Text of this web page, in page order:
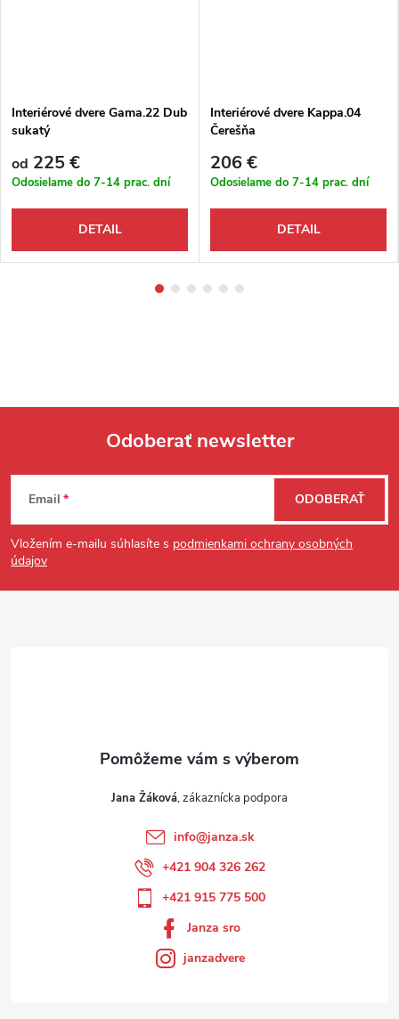
Interiérové dvere Gama.22 Dub
sukatý
od 225 €
Odosielame do 7-14 prac. dní
DETAIL
Interiérové dvere Kappa.04
Čerešňa
206 €
Odosielame do 7-14 prac. dní
DETAIL
Zápätie
Odoberať newsletter
Email
Vložením e-mailu súhlasíte s podmienkami ochrany osobných
údajov
ODOBERAŤ
Jana Žáková
info@janza.sk
+421 904 326 262
+421 915 775 500
Janza sro
janzadvere